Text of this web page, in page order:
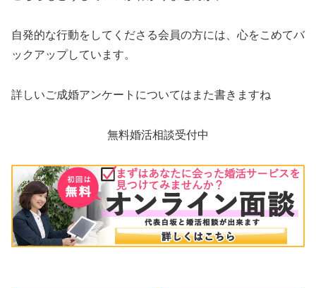
自発的な行動をしてくださる会員の方には、心をこめてバ
ックアップしています。
詳しいご成婚アンケートについてはまた書きますね
無料婚活相談受付中